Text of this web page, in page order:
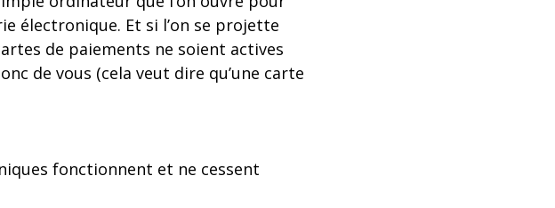
électronique. Et si l’on se projette
de paiements ne soient actives
de vous (cela veut dire qu’une carte
fonctionnent et ne cessent